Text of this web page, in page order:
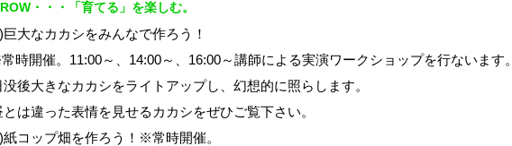
・・・「育てる」を楽しむ。
巨大なカカシをみんなで作ろう！
時開催。11:00～、14:00～、16:00～講師による実演ワークショップを行ないます。
没後大きなカカシをライトアップし、幻想的に照らします。
とは違った表情を見せるカカシをぜひご覧下さい。
紙コップ畑を作ろう！※常時開催。